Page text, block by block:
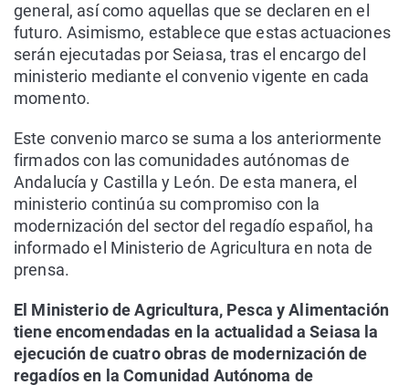
general, así como aquellas que se declaren en el
futuro. Asimismo, establece que estas actuaciones
serán ejecutadas por Seiasa, tras el encargo del
ministerio mediante el convenio vigente en cada
momento.
Este convenio marco se suma a los anteriormente
firmados con las comunidades autónomas de
Andalucía y Castilla y León. De esta manera, el
ministerio continúa su compromiso con la
modernización del sector del regadío español, ha
informado el Ministerio de Agricultura en nota de
prensa.
El Ministerio de Agricultura, Pesca y Alimentación
tiene encomendadas en la actualidad a Seiasa la
ejecución de cuatro obras de modernización de
regadíos en la Comunidad Autónoma de